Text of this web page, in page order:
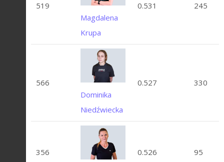
519
Magdalena
Krupa
0.531 245
566
Dominika
Niedźwiecka
0.527 330
356
0.526 95